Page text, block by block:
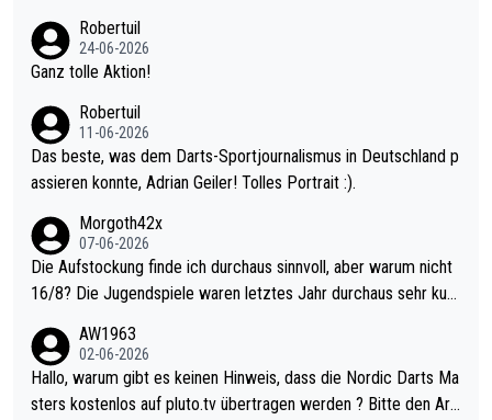
mal 40+ erst recht. Da gewinnst keinen Blumentopf - ist ja noc
h krasser wie ein Pokalspiel eines Kreisligisten vs einem Bund
Robertuil
24-06-2026
Ganz tolle Aktion!
Robertuil
11-06-2026
Das beste, was dem Darts-Sportjournalismus in Deutschland p
assieren konnte, Adrian Geiler! Tolles Portrait :).
Morgoth42x
07-06-2026
Die Aufstockung finde ich durchaus sinnvoll, aber warum nicht
16/8? Die Jugendspiele waren letztes Jahr durchaus sehr kurz
Allerdings ist Mitchell Lawrie als Nummer 1 der Welt eh qualifi
ziert. Somit ändert die automatische Qualifikation des Weltmei
sters erstmal nichts. Ich denke sie wollen damit für nächstes J
AW1963
02-06-2026
Hallo, warum gibt es keinen Hinweis, dass die Nordic Darts Ma
sters kostenlos auf pluto.tv übertragen werden ? Bitte den Arti